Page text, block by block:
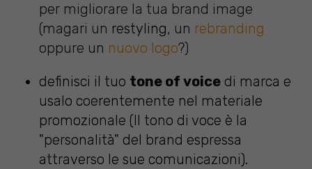
per migliorare la tua brand image
(magari un restyling, un rebranding
oppure un nuovo logo?)
definisci il tuo tone of voice di marca e
usalo coerentemente nel materiale
promozionale (Il tono di voce è la
"personalità" del brand espressa
attraverso le sue comunicazioni).